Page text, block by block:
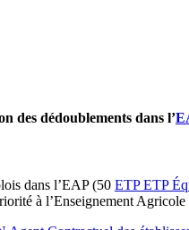
des dédoublements dans l’
dans l’EAP (50 ETP ETP
à l’Enseignement